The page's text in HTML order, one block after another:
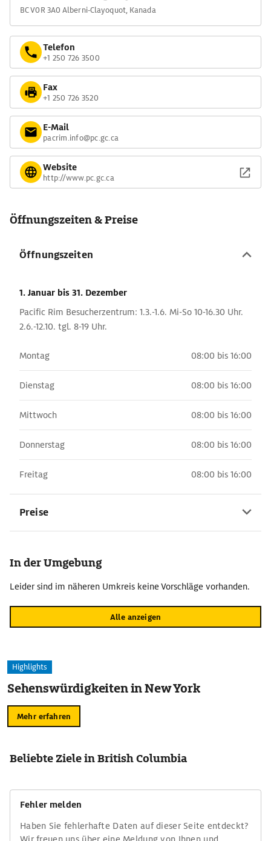
BC V0R 3A0 Alberni-Clayoquot, Kanada
Telefon
+1 250 726 3500
Fax
+1 250 726 3520
E-Mail
pacrim.info@pc.gc.ca
Website
http://www.pc.gc.ca
Öffnungszeiten & Preise
Öffnungszeiten
1. Januar bis 31. Dezember
Pacific Rim Besucherzentrum: 1.3.-1.6. Mi-So 10-16.30 Uhr.
2.6.-12.10. tgl. 8-19 Uhr.
Montag 08:00 bis 16:00
Dienstag 08:00 bis 16:00
Mittwoch 08:00 bis 16:00
Donnerstag 08:00 bis 16:00
Freitag 08:00 bis 16:00
Preise
In der Umgebung
Leider sind im näheren Umkreis keine Vorschläge vorhanden.
Alle anzeigen
Highlights
Sehenswürdigkeiten in New York
Mehr erfahren
Beliebte Ziele in British Columbia
Fehler melden
Haben Sie fehlerhafte Daten auf dieser Seite entdeckt?